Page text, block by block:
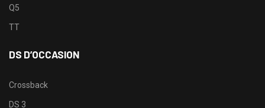
Q5
TT
DS D’OCCASION
Crossback
DS 3